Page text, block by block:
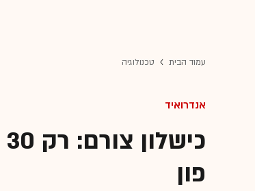
עמוד הבית טכנולוגיה
אנדרואיד
פון